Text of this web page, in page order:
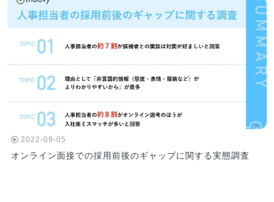
2022-09-05
オンライン面接での採用前後のギャップに関する実態調査